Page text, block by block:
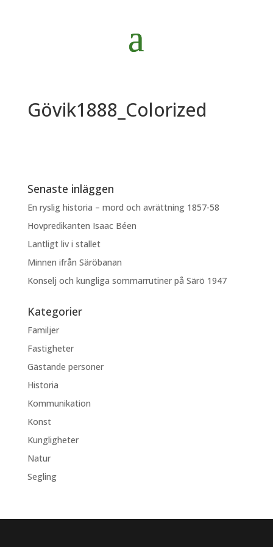
Gövik1888_Colorized
Senaste inläggen
En ryslig historia – mord och avrättning 1857-58
Hovpredikanten Isaac Béen
Lantligt liv i stallet
Minnen ifrån Säröbanan
Konselj och kungliga sommarrutiner på Särö 1947
Kategorier
Familjer
Fastigheter
Gästande personer
Historia
Kommunikation
Konst
Kungligheter
Natur
Segling